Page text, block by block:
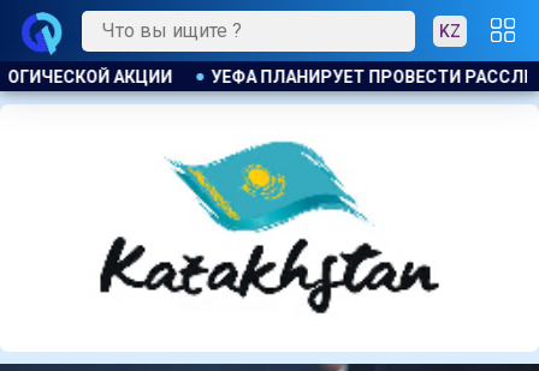
KZ
РАССЛЕДОВАНИЕ ИНИЦИАТИВЫ ФИФА ПО ПРОДАЖЕ